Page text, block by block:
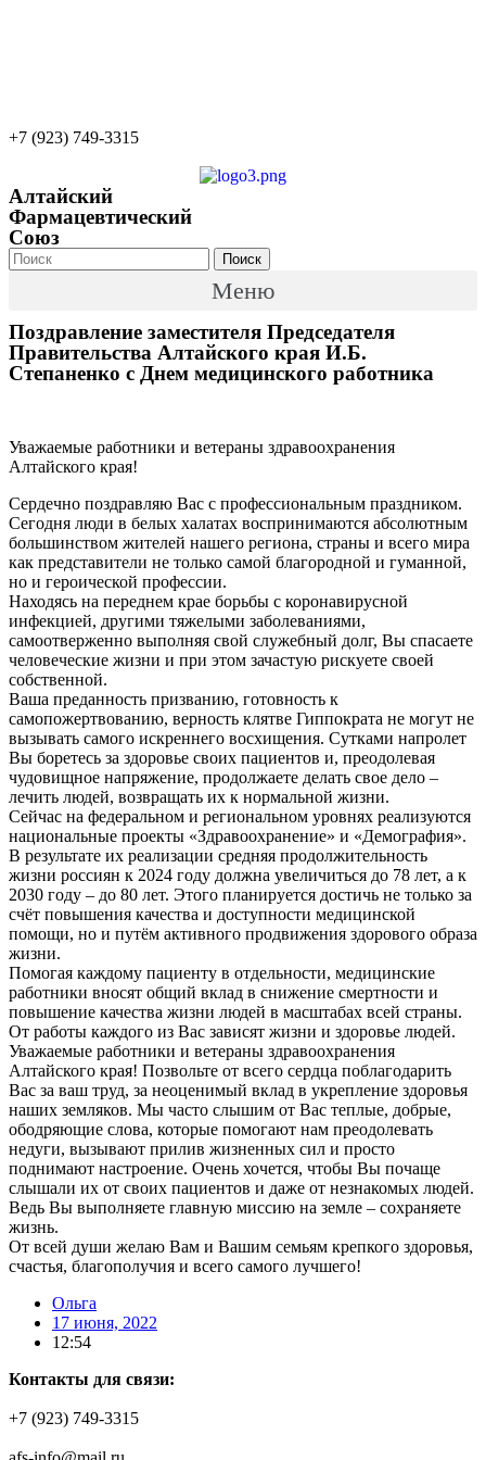
+7 (923) 749-3315
Алтайский
Фармацевтический
Союз
Поиск
Меню
Поздравление заместителя Председателя
Правительства Алтайского края И.Б.
Степаненко с Днем медицинского работника
Уважаемые работники и ветераны здравоохранения
Алтайского края!
Сердечно поздравляю Вас с профессиональным праздником.
Сегодня люди в белых халатах воспринимаются абсолютным
большинством жителей нашего региона, страны и всего мира
как представители не только самой благородной и гуманной,
но и героической профессии.
Находясь на переднем крае борьбы с коронавирусной
инфекцией, другими тяжелыми заболеваниями,
самоотверженно выполняя свой служебный долг, Вы спасаете
человеческие жизни и при этом зачастую рискуете своей
собственной.
Ваша преданность призванию, готовность к
самопожертвованию, верность клятве Гиппократа не могут не
вызывать самого искреннего восхищения. Сутками напролет
Вы боретесь за здоровье своих пациентов и, преодолевая
чудовищное напряжение, продолжаете делать свое дело –
лечить людей, возвращать их к нормальной жизни.
Сейчас на федеральном и региональном уровнях реализуются
национальные проекты «Здравоохранение» и «Демография».
В результате их реализации средняя продолжительность
жизни россиян к 2024 году должна увеличиться до 78 лет, а к
2030 году – до 80 лет. Этого планируется достичь не только за
счёт повышения качества и доступности медицинской
помощи, но и путём активного продвижения здорового образа
жизни.
Помогая каждому пациенту в отдельности, медицинские
работники вносят общий вклад в снижение смертности и
повышение качества жизни людей в масштабах всей страны.
От работы каждого из Вас зависят жизни и здоровье людей.
Уважаемые работники и ветераны здравоохранения
Алтайского края! Позвольте от всего сердца поблагодарить
Вас за ваш труд, за неоценимый вклад в укрепление здоровья
наших земляков. Мы часто слышим от Вас теплые, добрые,
ободряющие слова, которые помогают нам преодолевать
недуги, вызывают прилив жизненных сил и просто
поднимают настроение. Очень хочется, чтобы Вы почаще
слышали их от своих пациентов и даже от незнакомых людей.
Ведь Вы выполняете главную миссию на земле – сохраняете
жизнь.
От всей души желаю Вам и Вашим семьям крепкого здоровья,
счастья, благополучия и всего самого лучшего!
Ольга
17 июня, 2022
12:54
Контакты для связи:
+7 (923) 749-3315